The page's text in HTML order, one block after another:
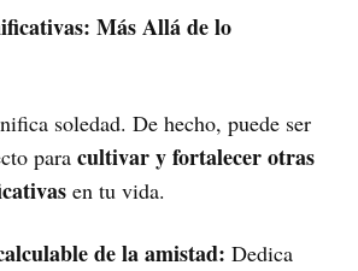
Más Allá de lo
soledad. De hecho, puede ser
para cultivar y fortalecer otras
en tu vida.
de la amistad: Dedica